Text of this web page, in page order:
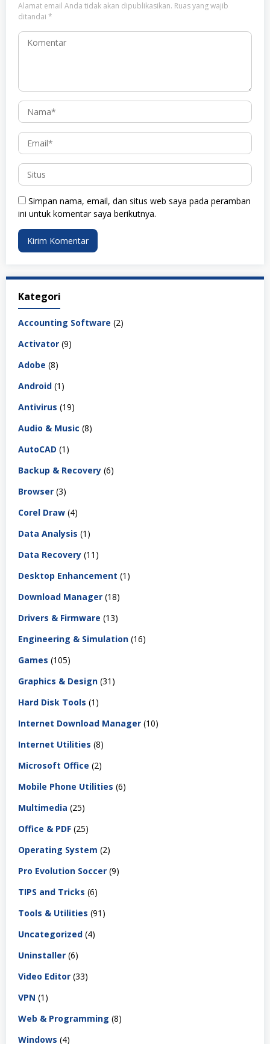
Alamat email Anda tidak akan dipublikasikan. Ruas yang wajib
ditandai *
Simpan nama, email, dan situs web saya pada peramban
ini untuk komentar saya berikutnya.
Kategori
Accounting Software (2)
Activator (9)
Adobe (8)
Android (1)
Antivirus (19)
Audio & Music (8)
AutoCAD (1)
Backup & Recovery (6)
Browser (3)
Corel Draw (4)
Data Analysis (1)
Data Recovery (11)
Desktop Enhancement (1)
Download Manager (18)
Drivers & Firmware (13)
Engineering & Simulation (16)
Games (105)
Graphics & Design (31)
Hard Disk Tools (1)
Internet Download Manager (10)
Internet Utilities (8)
Microsoft Office (2)
Mobile Phone Utilities (6)
Multimedia (25)
Office & PDF (25)
Operating System (2)
Pro Evolution Soccer (9)
TIPS and Tricks (6)
Tools & Utilities (91)
Uncategorized (4)
Uninstaller (6)
Video Editor (33)
VPN (1)
Web & Programming (8)
Windows (4)